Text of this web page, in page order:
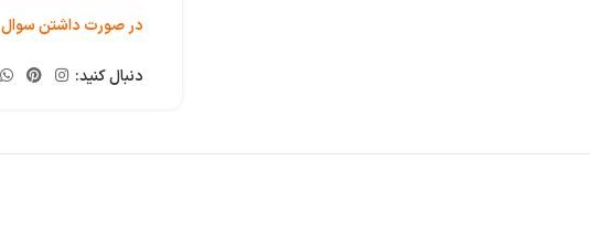
در صورت داشتن سوال
دنبال کنید: